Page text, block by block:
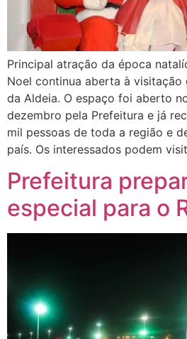
Principal atração da época
Noel continua aberta à visitação
da Aldeia. O espaço foi aberto
dezembro pela Prefeitura e já
mil pessoas de toda a região e
país. Os interessados podem
Prefeitura
especial para o